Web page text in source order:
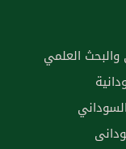
والبحث العلمي